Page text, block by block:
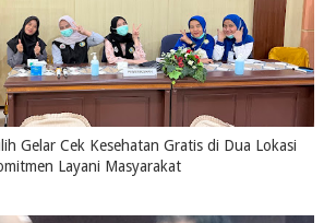
Gelar Cek Kesehatan Gratis di Dua Lokasi
Layani Masyarakat